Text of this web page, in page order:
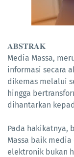
𝐀𝐁𝐒𝐓𝐑𝐀𝐊
Media Massa,
informasi secara
dikemas melalui
hingga
dihantarkan
Pada hakikatnya,
Massa baik
elektronik bukan